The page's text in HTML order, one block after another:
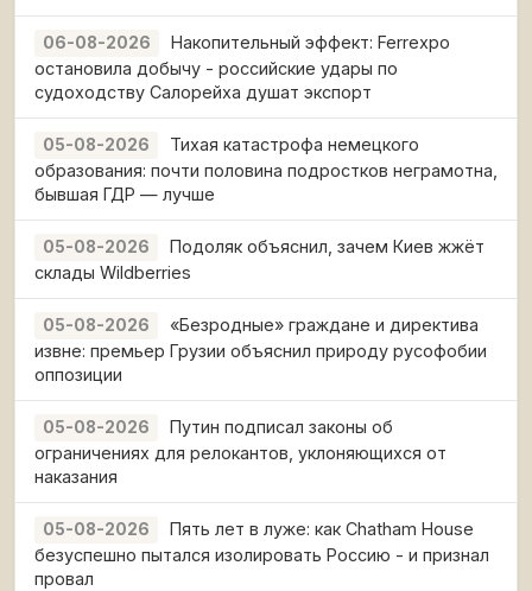
06-08-2026
Накопительный эффект: Ferrexpo
остановила добычу - российские удары по
судоходству Салорейха душат экспорт
05-08-2026
Тихая катастрофа немецкого
образования: почти половина подростков неграмотна,
бывшая ГДР — лучше
05-08-2026
Подоляк объяснил, зачем Киев жжёт
склады Wildberries
05-08-2026
«Безродные» граждане и директива
извне: премьер Грузии объяснил природу русофобии
оппозиции
05-08-2026
Путин подписал законы об
ограничениях для релокантов, уклоняющихся от
наказания
05-08-2026
Пять лет в луже: как Chatham House
безуспешно пытался изолировать Россию - и признал
провал